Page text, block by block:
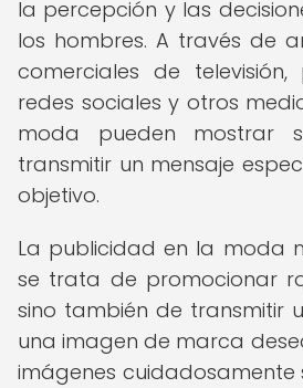
la percepción y las
los hombres. A través de
comerciales de televisión,
redes sociales y otros
moda pueden mostrar
transmitir un mensaje
objetivo.
La publicidad en la moda
se trata de promocionar
sino también de transmitir
una imagen de marca
imágenes cuidadosamente